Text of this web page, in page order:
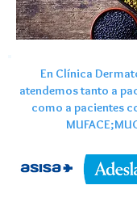
En Clínica
atendemos tanto a
como a pacientes